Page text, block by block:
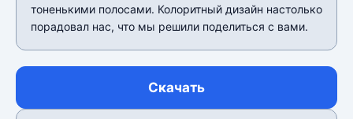
тоненькими полосами. Колоритный дизайн настолько
порадовал нас, что мы решили поделиться с вами.
Скачать